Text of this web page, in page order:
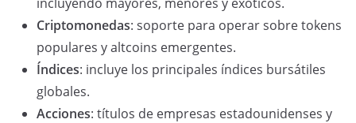
Criptomonedas: soporte para operar sobre tokens
populares y altcoins emergentes.
Índices: incluye los principales índices bursátiles
globales.
Acciones: títulos de empresas estadounidenses y